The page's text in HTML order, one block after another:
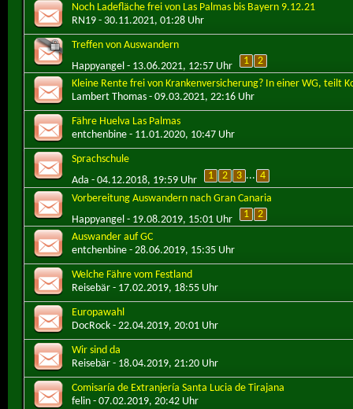
Noch Ladefläche frei von Las Palmas bis Bayern 9.12.21
RN19 - 30.11.2021, 01:28 Uhr
Treffen von Auswandern
Happyangel - 13.06.2021, 12:57 Uhr 1
2
Kleine Rente frei von Krankenversicherung? In einer WG, teilt
Lambert Thomas - 09.03.2021, 22:16 Uhr
Fähre Huelva Las Palmas
entchenbine - 11.01.2020, 10:47 Uhr
Sprachschule
Ada - 04.12.2018, 19:59 Uhr 1 2 3 ... 4
Vorbereitung Auswandern nach Gran Canaria
Happyangel - 19.08.2019, 15:01 Uhr 1
2
Auswander auf GC
entchenbine - 28.06.2019, 15:35 Uhr
Welche Fähre vom Festland
Reisebär - 17.02.2019, 18:55 Uhr
Europawahl
DocRock - 22.04.2019, 20:01 Uhr
Wir sind da
Reisebär - 18.04.2019, 21:20 Uhr
Comisaría de Extranjería Santa Lucia de Tirajana
felin - 07.02.2019, 20:42 Uhr